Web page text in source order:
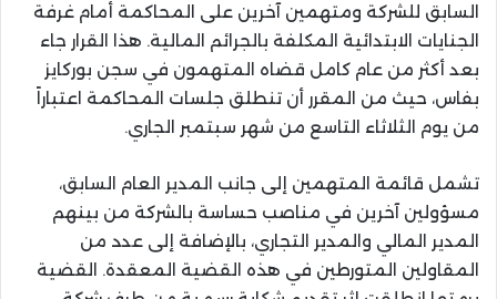
السابق للشركة ومتهمين آخرين على المحاكمة أمام غرفة
الجنايات الابتدائية المكلفة بالجرائم المالية. هذا القرار جاء
بعد أكثر من عام كامل قضاه المتهمون في سجن بوركايز
بفاس، حيث من المقرر أن تنطلق جلسات المحاكمة اعتباراً
من يوم الثلاثاء التاسع من شهر سبتمبر الجاري.
تشمل قائمة المتهمين إلى جانب المدير العام السابق،
مسؤولين آخرين في مناصب حساسة بالشركة من بينهم
المدير المالي والمدير التجاري، بالإضافة إلى عدد من
المقاولين المتورطين في هذه القضية المعقدة. القضية